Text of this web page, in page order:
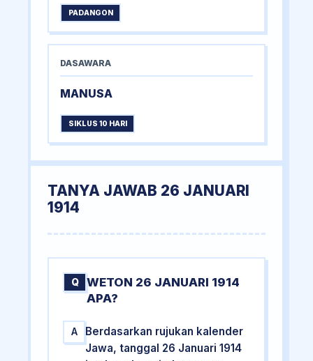
PADANGON
DASAWARA
MANUSA
SIKLUS 10 HARI
TANYA JAWAB 26 JANUARI
1914
Q
WETON 26 JANUARI 1914
APA?
A
Berdasarkan rujukan kalender
Jawa, tanggal 26 Januari 1914